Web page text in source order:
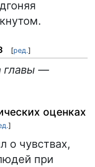
[ред.]
главы —
оценках
]
о чувствах,
при